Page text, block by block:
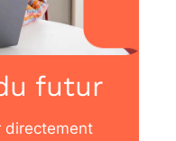
futur
directement